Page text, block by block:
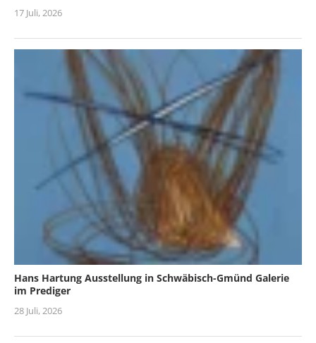
17 Juli, 2026
Hans Hartung Ausstellung in Schwäbisch-Gmünd Galerie
im Prediger
28 Juli, 2026